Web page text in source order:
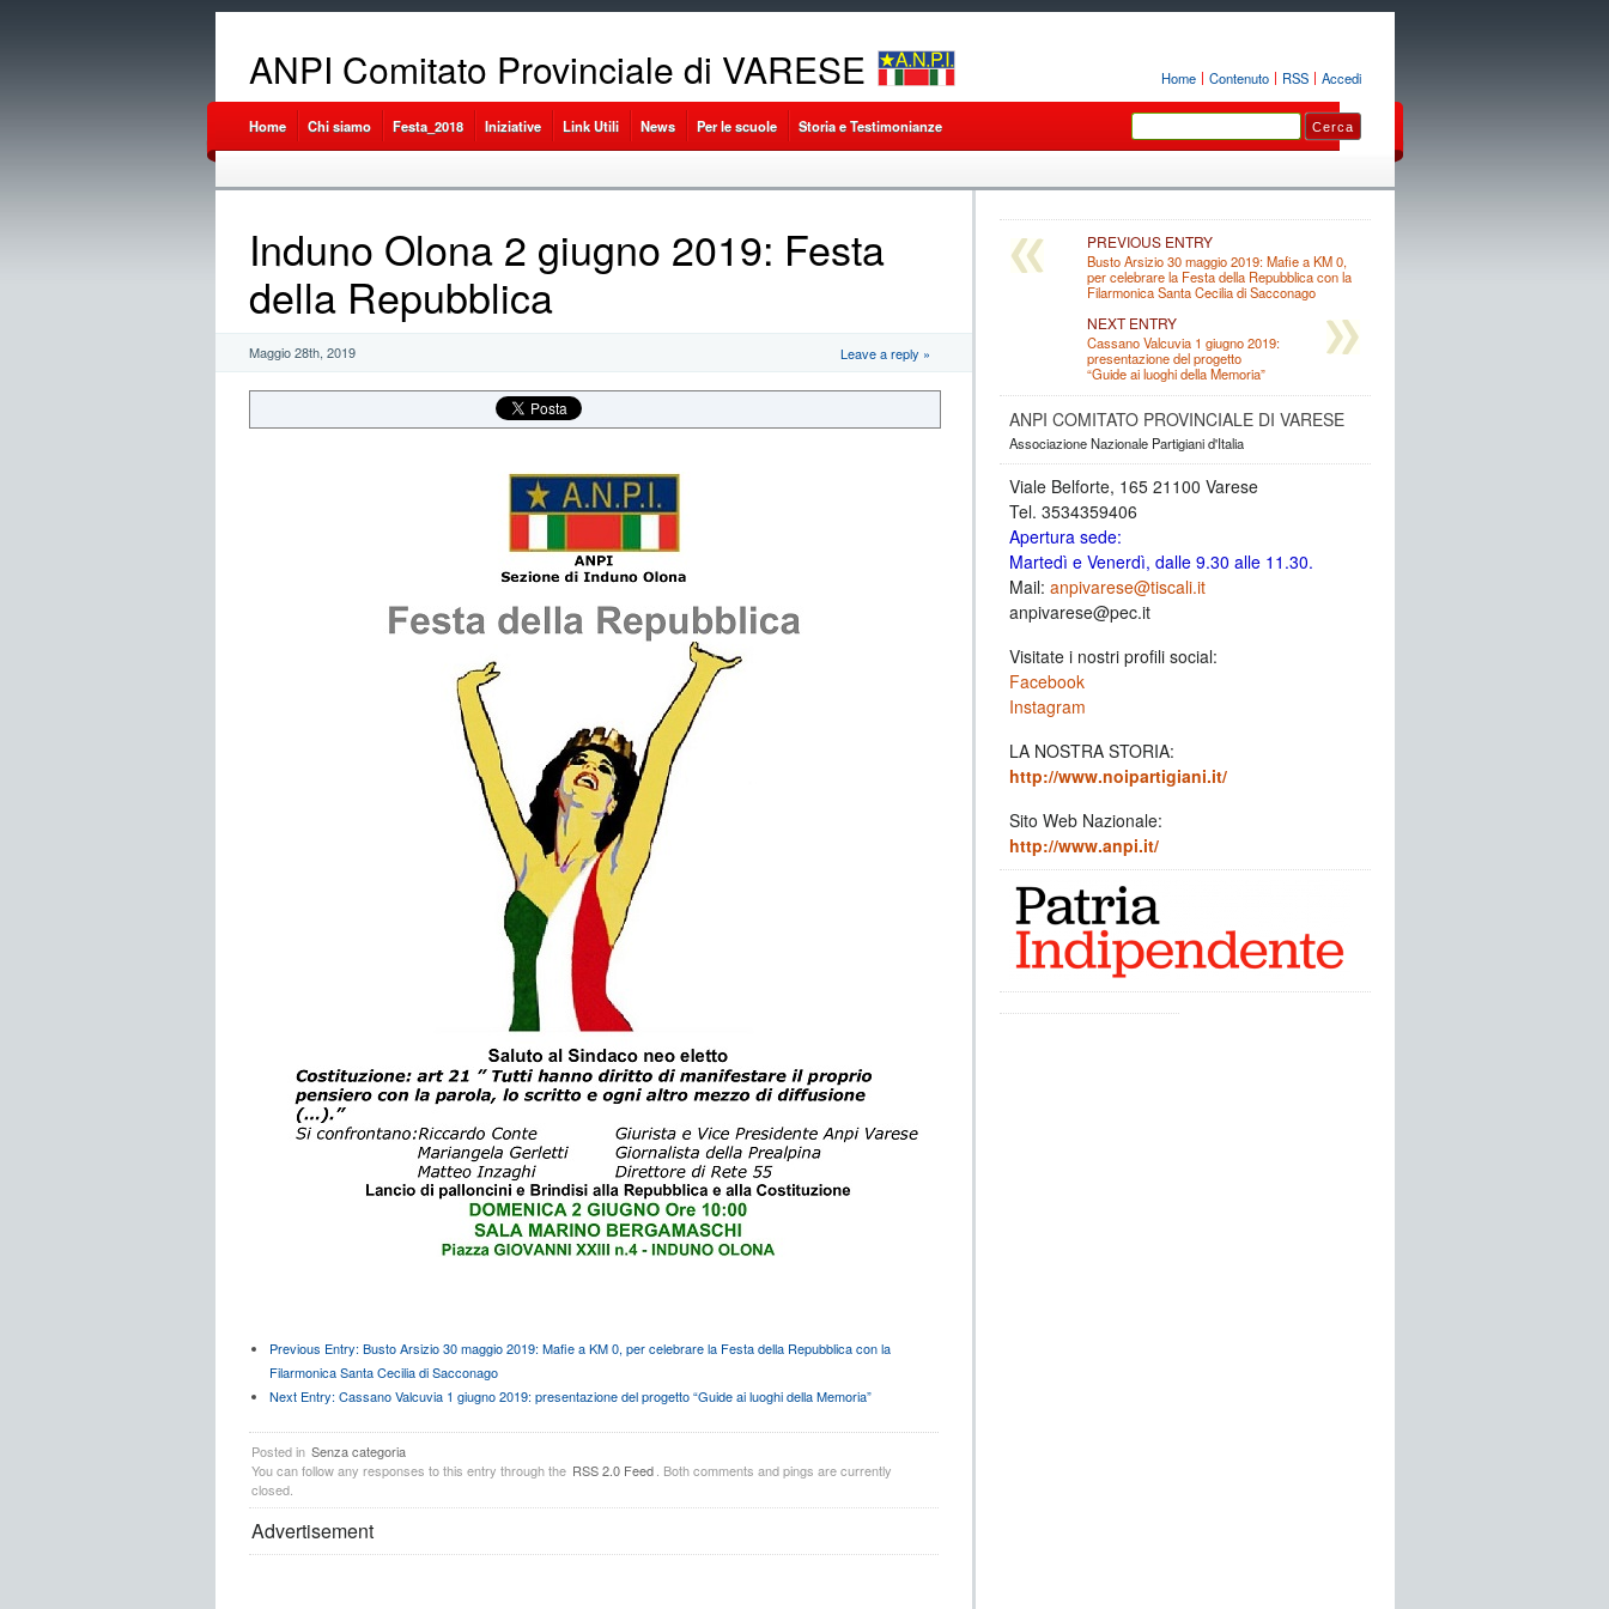
Home Contenuto RSS Accedi
ANPI Comitato Provinciale di VARESE
Home Chi siamo Festa_2018 Iniziative Link Utili News Per le scuole Storia e Testimonianze
Induno Olona 2 giugno 2019: Festa
della Repubblica
Maggio 28th, 2019 Leave a reply »
Previous Entry: Busto Arsizio 30 maggio 2019: Mafie a KM 0, per celebrare la Festa della Repubblica con la
Filarmonica Santa Cecilia di Sacconago
Next Entry: Cassano Valcuvia 1 giugno 2019: presentazione del progetto “Guide ai luoghi della Memoria”
Posted in Senza categoria
You can follow any responses to this entry through the RSS 2.0 Feed . Both comments and pings are currently
closed.
Advertisement
PREVIOUS ENTRY
Busto Arsizio 30 maggio 2019: Mafie a KM 0,
per celebrare la Festa della Repubblica con la
Filarmonica Santa Cecilia di Sacconago
NEXT ENTRY
Cassano Valcuvia 1 giugno 2019:
presentazione del progetto
“Guide ai luoghi della Memoria”
ANPI COMITATO PROVINCIALE DI VARESE
Associazione Nazionale Partigiani d'Italia
Viale Belforte, 165 21100 Varese
Tel. 3534359406
Apertura sede:
Martedì e Venerdì, dalle 9.30 alle 11.30.
Mail: anpivarese@tiscali.it
anpivarese@pec.it
Visitate i nostri profili social:
Facebook
Instagram
LA NOSTRA STORIA:
http://www.noipartigiani.it/
Sito Web Nazionale:
http://www.anpi.it/